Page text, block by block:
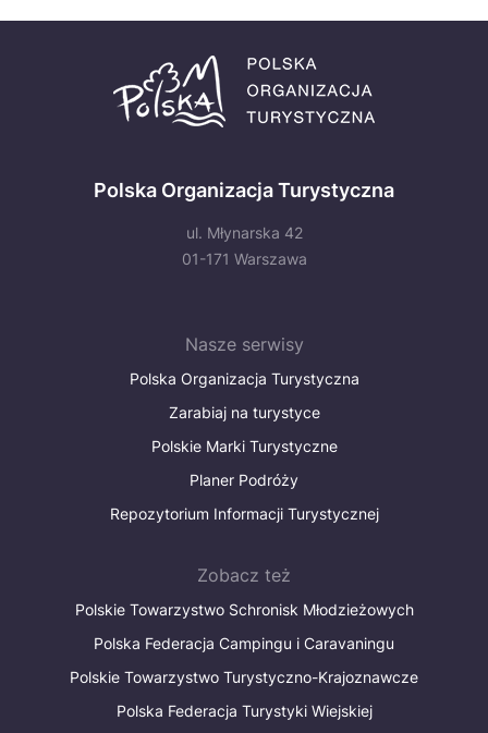
Polska Organizacja Turystyczna
ul. Młynarska 42
01-171 Warszawa
Nasze serwisy
Polska Organizacja Turystyczna
Zarabiaj na turystyce
Polskie Marki Turystyczne
Planer Podróży
Repozytorium Informacji Turystycznej
Zobacz też
Polskie Towarzystwo Schronisk Młodzieżowych
Polska Federacja Campingu i Caravaningu
Polskie Towarzystwo Turystyczno-Krajoznawcze
Polska Federacja Turystyki Wiejskiej